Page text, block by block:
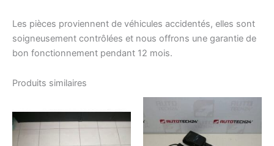
Les pièces proviennent de véhicules accidentés, elles sont
soigneusement contrôlées et nous offrons une garantie de
bon fonctionnement pendant 12 mois.
Produits similaires